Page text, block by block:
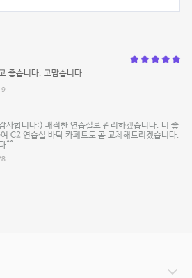
좋습니다. 고맙습니다
사합니다:) 쾌적한 연습실로 관리하겠습니다. 더 좋
C2 연습실 바닥 카페트도 곧 교체해드리겠습니다.
^^